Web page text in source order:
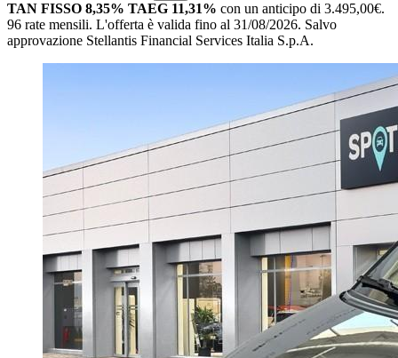
TAN FISSO 8,35% TAEG 11,31% con un anticipo di 3.495,00€.
96 rate mensili. L'offerta è valida fino al 31/08/2026. Salvo
approvazione Stellantis Financial Services Italia S.p.A.